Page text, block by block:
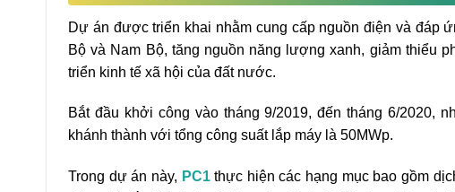
Dự án được triển khai nhằm cung cấp nguồn điện và đáp
Bộ và Nam Bộ, tăng nguồn năng lượng xanh, giảm thiểu
triển kinh tế xã hội của đất nước.
Bắt đầu khởi công vào tháng 9/2019, đến tháng 6/2020,
khánh thành với tổng công suất lắp máy là 50MWp.
Trong dự án này, PC1thực hiện các hạng mục bao gồm